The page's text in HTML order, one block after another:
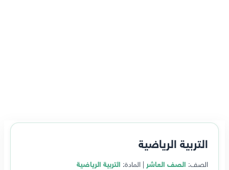
التربية الرياضية
الصف: الصف العاشر | المادة: التربية الرياضية